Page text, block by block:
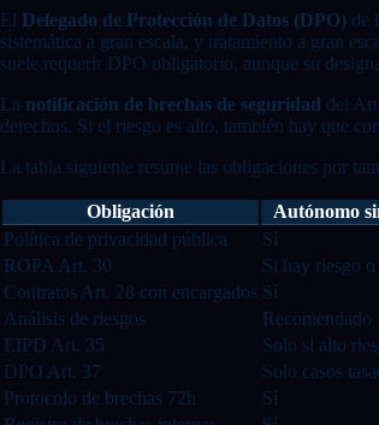
El Delegado de Protección de Datos (DPO) de
sistemática a gran escala, y tratamiento a gran
suele requerir DPO obligatorio, aunque su
La notificación de brechas de seguridad del
derechos. Si el riesgo es alto, también hay que
La tabla siguiente resume las obligaciones por
Obligación Autónomo
Política de privacidad pública
Sí
ROPA Art. 30
Si hay riesgo o
Contratos Art. 28 con encargados Sí
Análisis de riesgos
Recomendado
EIPD Art. 35
Solo si alto
DPO Art. 37
Solo casos
Protocolo de brechas 72h
Sí